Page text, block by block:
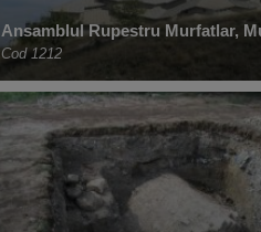
Ansamblul Rupestru Murfatlar,
Cod 1212